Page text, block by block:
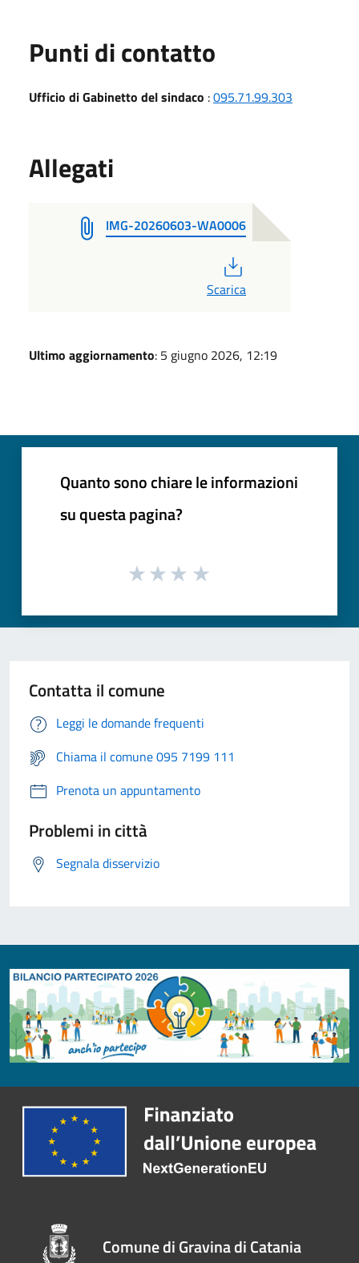
Punti di contatto
Ufficio di Gabinetto del sindaco :095.71.99.303
Allegati
IMG-20260603-WA0006
Scarica
Ultimo aggiornamento: 5 giugno 2026, 12:19
Quanto sono chiare le informazioni
su questa pagina?
Contatta il comune
Leggi le domande frequenti
Chiama il comune 095 7199 111
Prenota un appuntamento
Problemi in città
Segnala disservizio
Comune di Gravina di Catania